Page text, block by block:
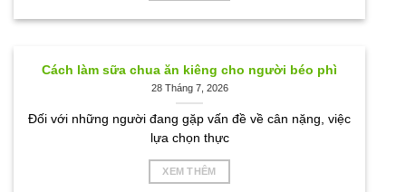
Cách làm sữa chua ăn kiêng cho người béo phì
28 Tháng 7, 2026
Đối với những người đang gặp vấn đề về cân nặng, việc
lựa chọn thực
XEM THÊM